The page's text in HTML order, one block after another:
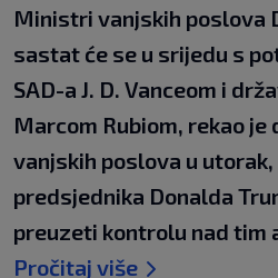
Ministri vanjskih poslova
sastat će se u srijedu s
SAD-a J. D. Vanceom i
Marcom Rubiom, rekao
vanjskih poslova u
predsjednika Donalda
preuzeti kontrolu nad tim
Pročitaj više